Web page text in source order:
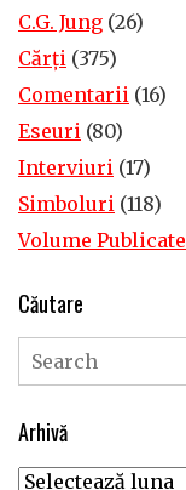
C.G. Jung (26)
Cărţi (375)
Comentarii (16)
Eseuri (80)
Interviuri (17)
Simboluri (118)
Volume Publicate
Căutare
Arhivă